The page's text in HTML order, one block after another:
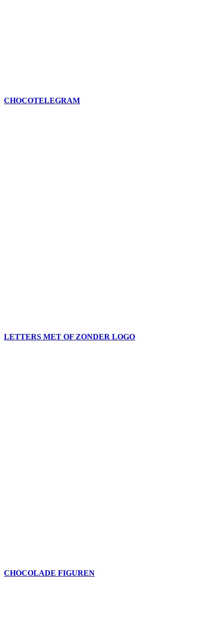
CHOCOTELEGRAM
LETTERS MET OF ZONDER LOGO
CHOCOLADE FIGUREN